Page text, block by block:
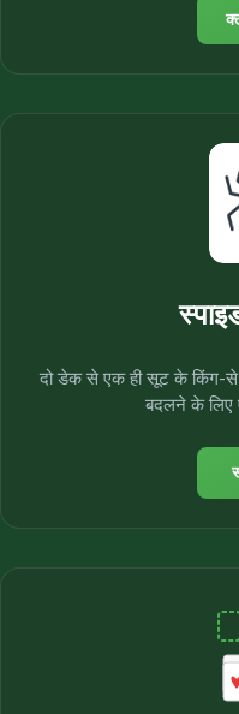
दो डेक से एक ही सूट के किंग-
बदलने के लिए